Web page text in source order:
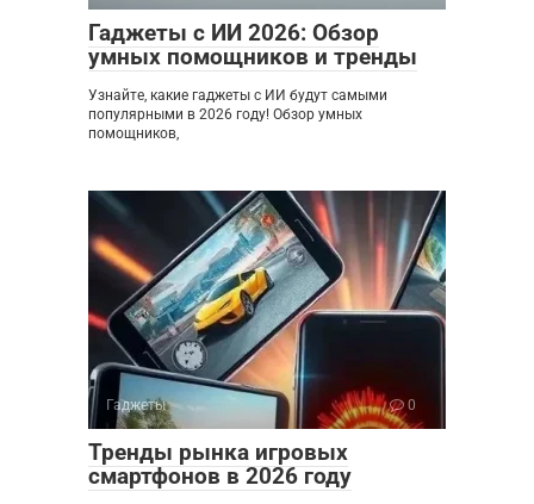
Гаджеты с ИИ 2026: Обзор
умных помощников и тренды
Узнайте, какие гаджеты с ИИ будут самыми
популярными в 2026 году! Обзор умных
помощников,
Гаджеты 0
Тренды рынка игровых
смартфонов в 2026 году